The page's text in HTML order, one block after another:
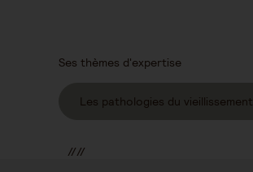
Ses thèmes d'expertise
Les pathologies du vieillissement
////